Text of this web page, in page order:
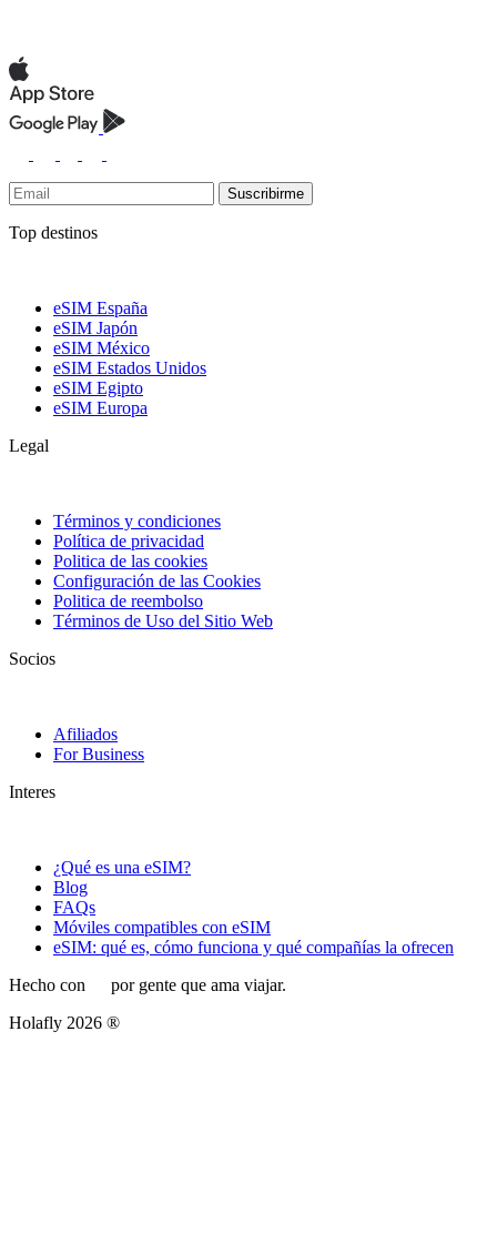
Suscribirme
Top destinos
eSIM España
eSIM Japón
eSIM México
eSIM Estados Unidos
eSIM Egipto
eSIM Europa
Legal
Términos y condiciones
Política de privacidad
Politica de las cookies
Configuración de las Cookies
Politica de reembolso
Términos de Uso del Sitio Web
Socios
Afiliados
For Business
Interes
¿Qué es una eSIM?
Blog
FAQs
Móviles compatibles con eSIM
eSIM: qué es, cómo funciona y qué compañías la ofrecen
Hecho con
por gente que ama viajar.
Holafly 2026 ®